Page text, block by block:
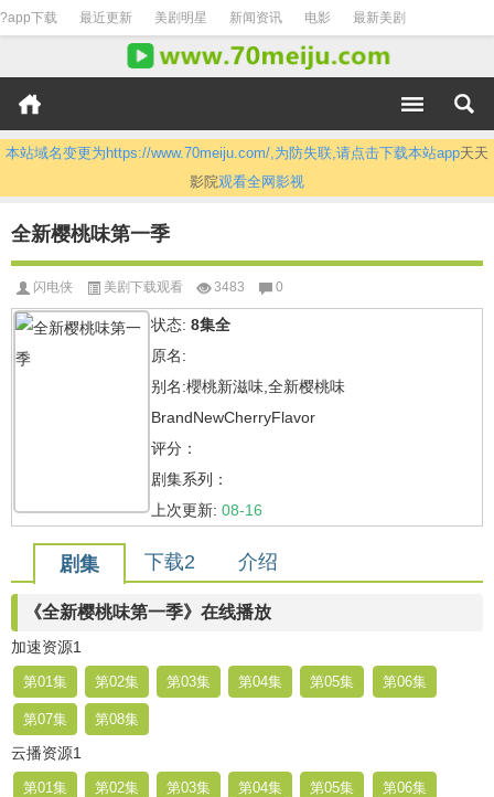
?app下载 最近更新 美剧明星 新闻资讯 电影 最新美剧
本站域名变更为https://www.70meiju.com/,为防失联,请点击下载本站app天天
影院观看全网影视
全新樱桃味第一季
闪电侠 美剧下载观看 3483 0
状态: 8集全
原名:
别名:櫻桃新滋味,全新樱桃味
BrandNewCherryFlavor
评分：
剧集系列：
上次更新: 08-16
剧集 下载2 介绍
《全新樱桃味第一季》在线播放
加速资源1
第01集 第02集 第03集 第04集 第05集 第06集
第07集 第08集
云播资源1
第01集 第02集 第03集 第04集 第05集 第06集